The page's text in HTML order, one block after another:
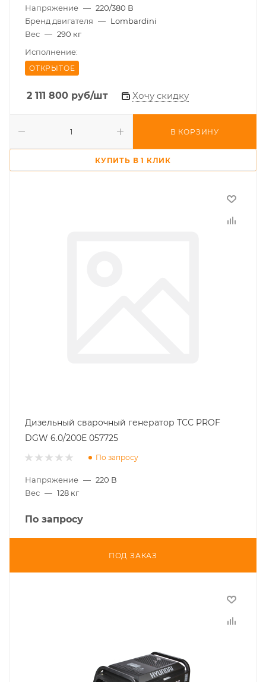
Напряжение — 220/380 В
Бренд двигателя — Lombardini
Вес — 290 кг
Исполнение:
ОТКРЫТОЕ
2 111 800 руб/шт Хочу скидку
В КОРЗИНУ
КУПИТЬ В 1 КЛИК
Дизельный сварочный генератор ТСС PROF
DGW 6.0/200E 057725
По запросу
Напряжение — 220 В
Вес — 128 кг
По запросу
ПОД ЗАКАЗ